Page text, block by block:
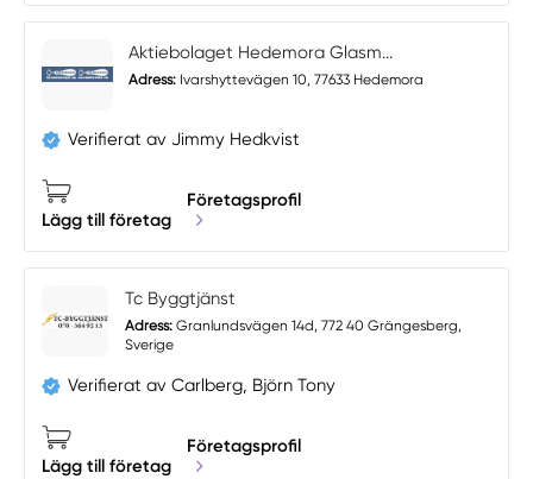
Aktiebolaget Hedemora Glasm...
Adress: Ivarshyttevägen 10, 77633 Hedemora
Verifierat av Jimmy Hedkvist
Lägg till företag
Företagsprofil
Tc Byggtjänst
Adress:Granlundsvägen 14d, 772 40 Grängesberg,
Sverige
Verifierat av Carlberg, Björn Tony
Lägg till företag
Företagsprofil